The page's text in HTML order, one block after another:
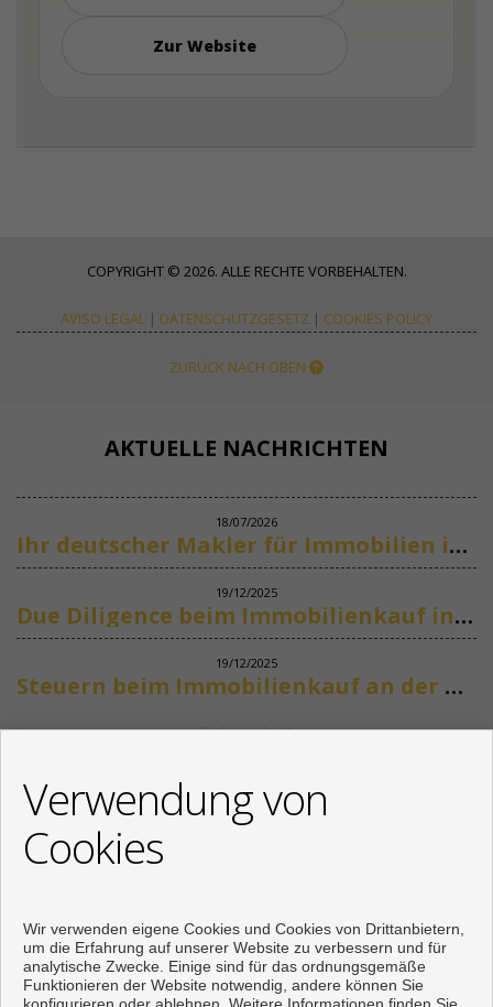
Zur Website
COPYRIGHT © 2026. ALLE RECHTE VORBEHALTEN.
AVISO LEGAL | DATENSCHUTZGESETZ | COOKIES POLICY
ZURÜCK NACH OBEN
AKTUELLE NACHRICHTEN
18/07/2026
Ihr deutscher Makler für Immobilien in Marbella
19/12/2025
Due Diligence beim Immobilienkauf in Spanien
19/12/2025
Steuern beim Immobilienkauf an der Costa del Sol
Siehe mehr
+34 622318266
info@mikenaumannimmobilien.com
Verwendung von
Cookies
Wir verwenden eigene Cookies und Cookies von Drittanbietern,
um die Erfahrung auf unserer Website zu verbessern und für
analytische Zwecke. Einige sind für das ordnungsgemäße
Funktionieren der Website notwendig, andere können Sie